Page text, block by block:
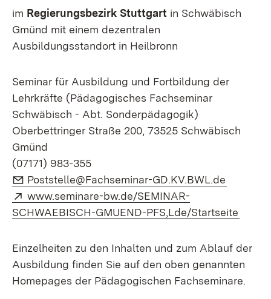
im Regierungsbezirk Stuttgart in Schwäbisch
Gmünd mit einem dezentralen
Ausbildungsstandort in Heilbronn
Seminar für Ausbildung und Fortbildung der
Lehrkräfte (Pädagogisches Fachseminar
Schwäbisch - Abt. Sonderpädagogik)
Oberbettringer Straße 200, 73525 Schwäbisch
Gmünd
(07171) 983-355
E-Mail:
Poststelle@Fachseminar-GD.KV.BWL.de
Extern:
www.seminare-bw.de/SEMINAR-
SCHWAEBISCH-GMUEND-PFS,Lde/Startseite
Einzelheiten zu den Inhalten und zum Ablauf der
Ausbildung finden Sie auf den oben genannten
Homepages der Pädagogischen Fachseminare.